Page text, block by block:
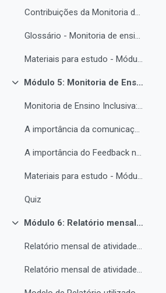
Contribuições da Monitoria de ensino inclusiva para o estudante com Necessidades Educacionais Específicas.
Glossário - Monitoria de ensino e educação inclusiva.
Materiais para estudo - Módulo 4.
Contrair
Módulo 5: Monitoria de Ensino Inclusiva, comunicação e feedback.
Monitoria de Ensino Inclusiva: comunicação e feedback.
A importância da comunicação entre o(a) monitor(a) e o estudantes PNE.
A importância do Feedback na monitoria de ensino inclusiva.
Materiais para estudo - Módulo 5.
Quiz
Contrair
Módulo 6: Relatório mensal de atividades da Monitoria de ensino inclusiva.
Relatório mensal de atividades da Monitoria de ensino inclusiva.
Relatório mensal de atividades da Monitoria de ensino inclusiva.